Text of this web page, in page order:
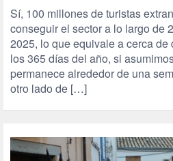
Sí, 100 millones de turistas
conseguir el sector a lo largo de
2025, lo que equivale a cerca
los 365 días del año, si
permanece alrededor de una
otro lado de […]